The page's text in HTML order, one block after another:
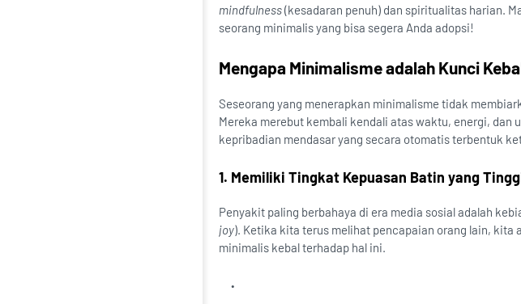
mindfulness(kesadaran penuh) dan spiritualitas harian.
seorang minimalis yang bisa segera Anda adopsi!
Mengapa Minimalisme adalah Kunci
Seseorang yang menerapkan minimalisme tidak
Mereka merebut kembali kendali atas waktu, energi, dan
kepribadian mendasar yang secara otomatis terbentuk
1. Memiliki Tingkat Kepuasan Batin yang
Penyakit paling berbahaya di era media sosial adalah
joy). Ketika kita terus melihat pencapaian orang lain, kita
minimalis kebal terhadap hal ini.